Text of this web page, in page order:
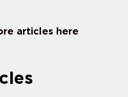
articles here